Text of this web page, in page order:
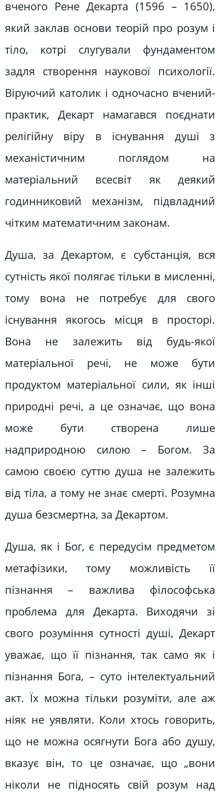
вченого Рене Декарта (1596 – 1650),
який заклав основи теорій про розум і
тіло, котрі слугували фундаментом
задля створення наукової психології.
Віруючий католик і одночасно вчений-
практик, Декарт намагався поєднати
релігійну віру в існування душі з
механістичним поглядом на
матеріальний всесвіт як деякий
годинниковий механізм, підвладний
чітким математичним законам.
Душа, за Декартом, є субстанція, вся
сутність якої полягає тільки в мисленні,
тому вона не потребує для свого
існування якогось місця в просторі.
Вона не залежить від будь-якої
матеріальної речі, не може бути
продуктом матеріальної сили, як інші
природні речі, а це означає, що вона
може бути створена лише
надприродною силою – Богом. За
самою своєю суттю душа не залежить
від тіла, а тому не знає смерті. Розумна
душа безсмертна, за Декартом.
Душа, як і Бог, є передусім предметом
метафізики, тому можливість її
пізнання – важлива філософська
проблема для Декарта. Виходячи зі
свого розуміння сутності душі, Декарт
уважає, що її пізнання, так само як і
пізнання Бога, – суто інтелектуальний
акт. Їх можна тільки розуміти, але аж
ніяк не уявляти. Коли хтось говорить,
що не можна осягнути Бога або душу,
вказує він, то це означає, що „вони
ніколи не підносять свій розум над